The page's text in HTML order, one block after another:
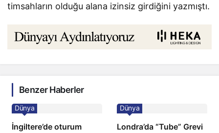
timsahların olduğu alana izinsiz girdiğini yazmıştı.
Benzer Haberler
İngiltere’de oturum
Dünya
Londra’da “Tube” Grevi
Dünya